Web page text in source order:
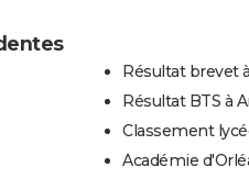
Résultat brevet
Résultat BTS à
Classement
Académie